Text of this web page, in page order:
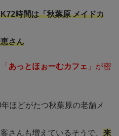
時間は「秋葉原 メイドカ
さん
あっとほぉーむカフェ 」が密
ほどがたつ秋葉原の老舗メ
さんも増えているそうで、 来